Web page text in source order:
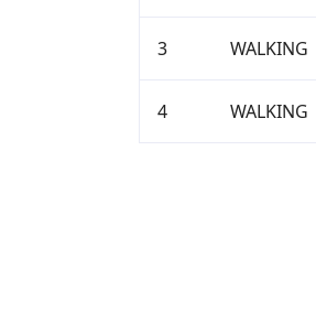
3 WALKING
4 WALKING